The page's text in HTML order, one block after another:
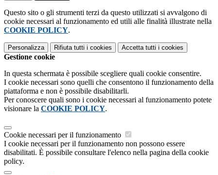
Questo sito o gli strumenti terzi da questo utilizzati si avvalgono di
cookie necessari al funzionamento ed utili alle finalità illustrate nella
COOKIE POLICY.
Personalizza Rifiuta tutti i cookies Accetta tutti i cookies
Gestione cookie
In questa schermata è possibile scegliere quali cookie consentire.
I cookie necessari sono quelli che consentono il funzionamento della
piattaforma e non è possibile disabilitarli.
Per conoscere quali sono i cookie necessari al funzionamento potete
visionare la COOKIE POLICY.
Cookie necessari per il funzionamento
I cookie necessari per il funzionamento non possono essere
disabilitati. È possibile consultare l'elenco nella pagina della cookie
policy.